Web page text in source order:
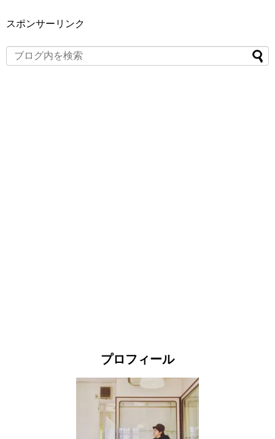
スポンサーリンク
プロフィール